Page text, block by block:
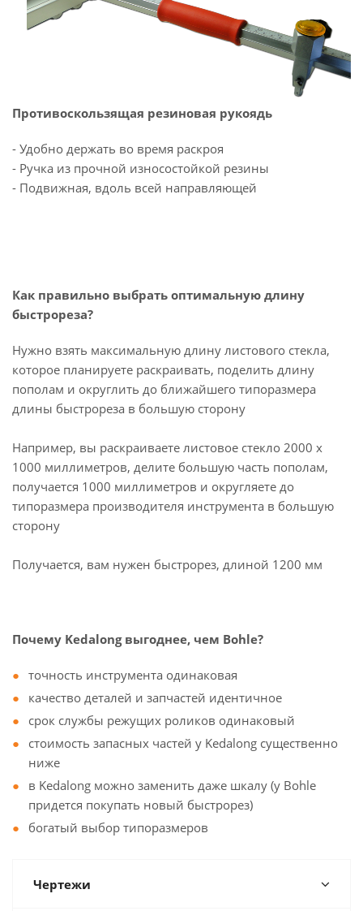
Противоскользящая резиновая рукоядь
- Удобно держать во время раскроя
- Ручка из прочной износостойкой резины
- Подвижная, вдоль всей направляющей
Как правильно выбрать оптимальную длину
быстрореза?
Нужно взять максимальную длину листового стекла,
которое планируете раскраивать, поделить длину
пополам и округлить до ближайшего типоразмера
длины быстрореза в большую сторону
Например, вы раскраиваете листовое стекло 2000 х
1000 миллиметров, делите большую часть пополам,
получается 1000 миллиметров и округляете до
типоразмера производителя инструмента в большую
сторону
Получается, вам нужен быстрорез, длиной 1200 мм
Почему Kedalong выгоднее, чем Bohle?
точность инструмента одинаковая
качество деталей и запчастей идентичное
срок службы режущих роликов одинаковый
стоимость запасных частей у Kedalong существенно
ниже
в Kedalong можно заменить даже шкалу (у Bohle
придется покупать новый быстрорез)
богатый выбор типоразмеров
Чертежи